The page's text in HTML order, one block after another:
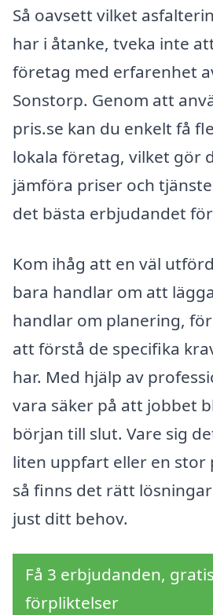
Så oavsett vilket
har i åtanke, tveka inte
företag med erfarenhet
Sonstorp. Genom att
pris.se kan du enkelt få
lokala företag, vilket gör
jämföra priser och
det bästa erbjudandet
Kom ihåg att en väl
bara handlar om att
handlar om planering,
att förstå de specifika
har. Med hjälp av
vara säker på att jobbet
början till slut. Vare sig
liten uppfart eller en stor
så finns det rätt
just ditt behov.
Få 3 erbjudanden,
förpliktelser